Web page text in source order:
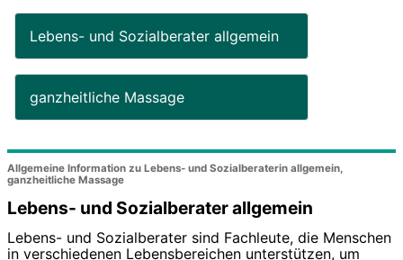
Lebens- und Sozialberater allgemein
ganzheitliche Massage
Allgemeine Information zu Lebens- und Sozialberaterin allgemein,
ganzheitliche Massage
Lebens- und Sozialberater allgemein
Lebens- und Sozialberater sind Fachleute, die Menschen
in verschiedenen Lebensbereichen unterstützen, um